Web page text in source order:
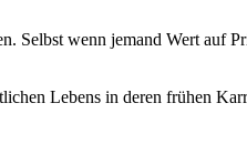
Selbst wenn jemand Wert auf
Lebens in deren frühen